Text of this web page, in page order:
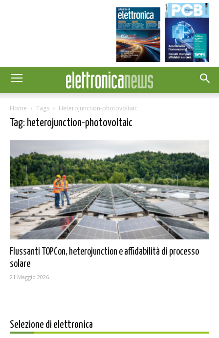
Home Tags Heterojunction-photovoltaic
Tag: heterojunction-photovoltaic
Flussanti TOPCon, heterojunction e affidabilità di processo
solare
21 Maggio 2026
Selezione di elettronica